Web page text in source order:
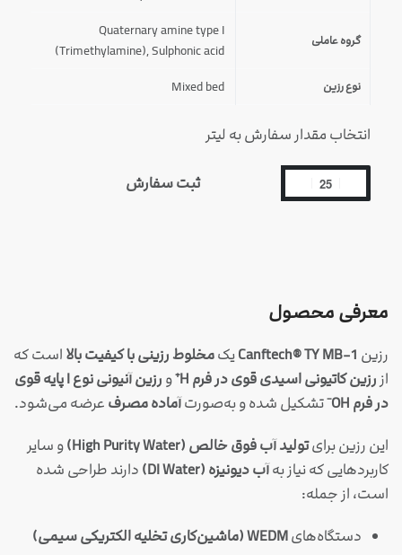
گروه عاملی
Quaternary amine type I
(Trimethylamine), Sulphonic acid
نوع رزین Mixed bed
انتخاب مقدار سفارش به لیتر
ثبت سفارش
معرفی محصول
رزین Canftech® TY MB-1یکمخلوط رزینی با کیفیت بالا است که
از رزین کاتیونی اسیدی قوی در فرم H⁺ و
رزین آنیونی نوع I پایه قوی
در فرم OH⁻
تشکیل شده و به‌صورتآماده مصرف عرضه می‌شود.
این رزین برایتولید آب فوق خالص (High Purity Water)
و سایر
کاربردهایی که نیاز بهآب دیونیزه (DI Water)
دارند طراحی شده
است، از جمله:
دستگاه‌هایWEDM (ماشین‌کاری تخلیه الکتریکی سیمی)